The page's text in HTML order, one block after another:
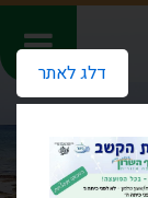
דלג לאתר